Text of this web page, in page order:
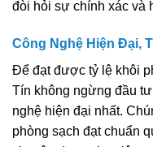
đòi hỏi sự chính xác và
Công Nghệ Hiện Đại,
Để đạt được tỷ lệ khôi
Tín không ngừng đầu
nghệ hiện đại nhất.
phòng sạch đạt chuẩn